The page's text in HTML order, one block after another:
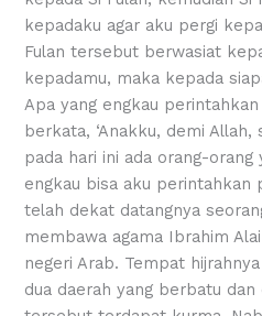
kepadaku agar aku pergi
Fulan tersebut berwasiat
kepadamu, maka kepada
Apa yang engkau
berkata, ‘Anakku, demi
pada hari ini ada orang-
engkau bisa aku perintahkan
telah dekat datangnya
membawa agama Ibrahim
negeri Arab. Tempat
dua daerah yang berbatu dan